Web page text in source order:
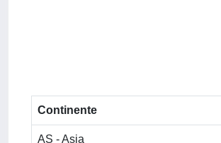
Continente
AS - Asia